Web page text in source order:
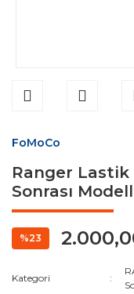
FoMoCo
Ranger Lastik
Sonrası
%23
Kategori